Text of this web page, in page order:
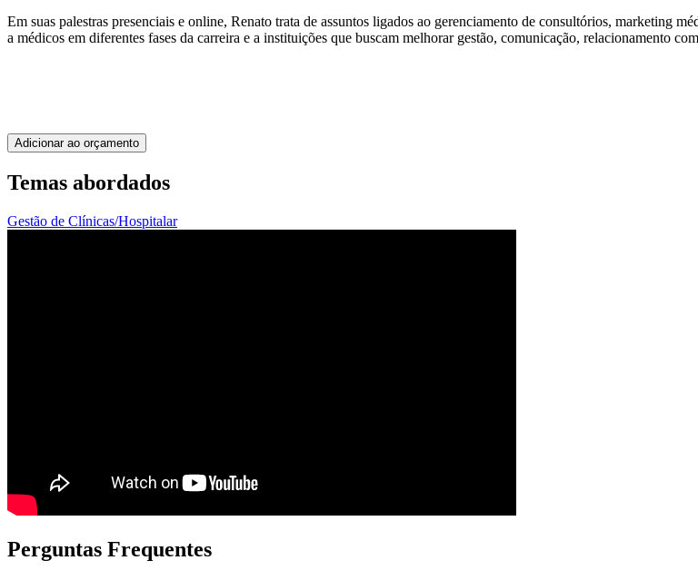
Em suas palestras presenciais e online, Renato trata de assuntos ligados ao gerenciamento de consultórios, marketing
a médicos em diferentes fases da carreira e a instituições que buscam melhorar gestão, comunicação, relacionamento
Adicionar ao orçamento
Temas abordados
Gestão de Clínicas/Hospitalar
Perguntas Frequentes